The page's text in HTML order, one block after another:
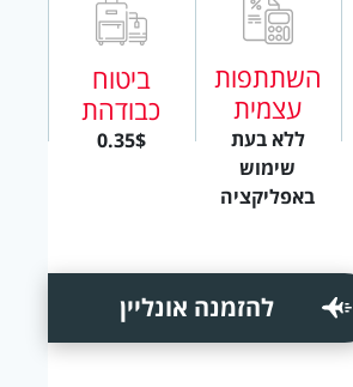
השתתפות
עצמית
ללא בעת
שימוש
באפליקציה
ביטוח
כבודהת
0.35$
להזמנה אונליין